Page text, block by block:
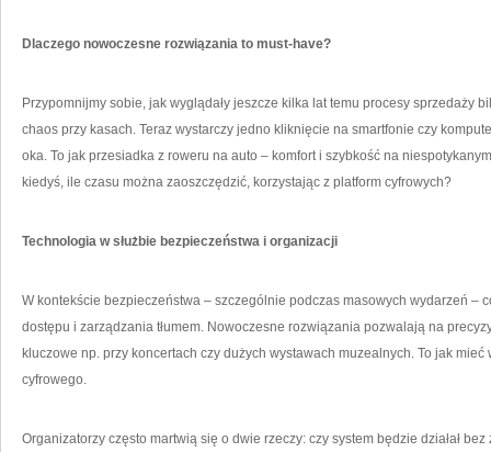
Dlaczego nowoczesne rozwiązania to must-have?
Przypomnijmy sobie, jak wyglądały jeszcze kilka lat temu procesy sprzedaży
chaos przy kasach. Teraz wystarczy jedno kliknięcie na smartfonie czy
oka. To jak przesiadka z roweru na auto – komfort i szybkość na
kiedyś, ile czasu można zaoszczędzić, korzystając z platform cyfrowych?
Technologia w służbie bezpieczeństwa i organizacji
W kontekście bezpieczeństwa – szczególnie podczas masowych wydarzeń –
dostępu i zarządzania tłumem. Nowoczesne rozwiązania pozwalają na
kluczowe np. przy koncertach czy dużych wystawach muzealnych. To jak
cyfrowego.
Organizatorzy często martwią się o dwie rzeczy: czy system będzie działał